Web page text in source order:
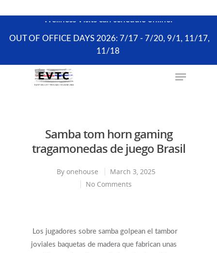
Hit enter to search or ESC to close
Wellness Visits can schedule online.
OUT OF OFFICE DAYS 2026: 7/17 - 7/20, 9/1, 11/17,
11/18
Samba tom horn gaming
tragamonedas de juego Brasil
By onehouse
March 3, 2025
No Comments
Los jugadores sobre samba golpean el tambor
joviales baquetas de madera que fabrican unas